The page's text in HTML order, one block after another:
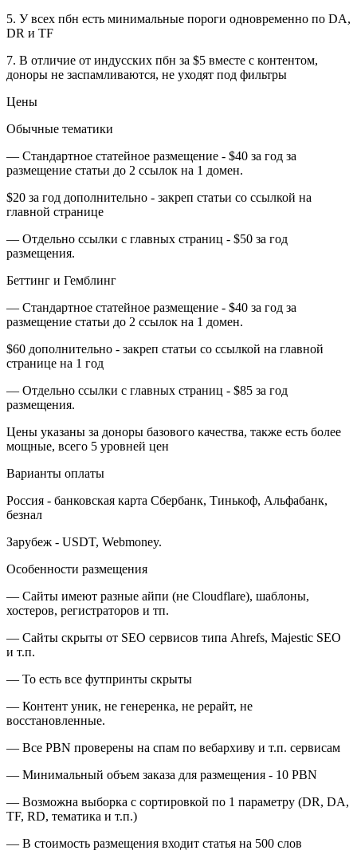
5. У всех пбн есть минимальные пороги одновременно по DA,
DR и TF
7. В отличие от индусских пбн за $5 вместе с контентом,
доноры не заспамливаются, не уходят под фильтры
Цены
Обычные тематики
— Стандартное статейное размещение - $40 за год за
размещение статьи до 2 ссылок на 1 домен.
$20 за год дополнительно - закреп статьи со ссылкой на
главной странице
— Отдельно ссылки с главных страниц - $50 за год
размещения.
Беттинг и Гемблинг
— Стандартное статейное размещение - $40 за год за
размещение статьи до 2 ссылок на 1 домен.
$60 дополнительно - закреп статьи со ссылкой на главной
странице на 1 год
— Отдельно ссылки с главных страниц - $85 за год
размещения.
Цены указаны за доноры базового качества, также есть более
мощные, всего 5 уровней цен
Варианты оплаты
Россия - банковская карта Сбербанк, Тинькоф, Альфабанк,
безнал
Зарубеж - USDT, Webmoney.
Особенности размещения
— Сайты имеют разные айпи (не Cloudflare), шаблоны,
хостеров, регистраторов и тп.
— Сайты скрыты от SEO сервисов типа Ahrefs, Majestic SEO
и т.п.
— То есть все футпринты скрыты
— Контент уник, не генеренка, не рерайт, не
восстановленные.
— Все PBN проверены на спам по вебархиву и т.п. сервисам
— Минимальный объем заказа для размещения - 10 PBN
— Возможна выборка с сортировкой по 1 параметру (DR, DA,
TF, RD, тематика и т.п.)
— В стоимость размещения входит статья на 500 слов